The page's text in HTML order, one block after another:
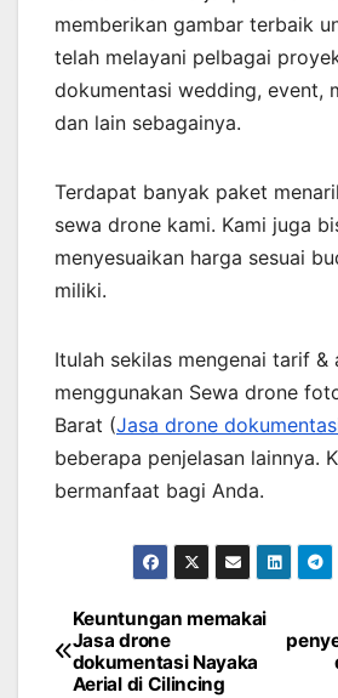
memberikan gambar terbaik
telah melayani pelbagai
dokumentasi wedding, event,
dan lain sebagainya.
Terdapat banyak paket
sewa drone kami. Kami juga
menyesuaikan harga sesuai
miliki.
Itulah sekilas mengenai tarif &
menggunakan Sewa drone
Barat (Jasa drone
beberapa penjelasan lainnya.
bermanfaat bagi Anda.
Post
navigation
Keuntungan memakai
Jasa drone
dokumentasi Nayaka
Aerial di Cilincing